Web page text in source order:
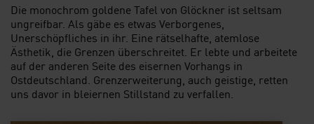
Die monochrom goldene Tafel von Glöckner ist seltsam
ungreifbar. Als gäbe es etwas Verborgenes,
Unerschöpfliches in ihr. Eine rätselhafte, atemlose
Ästhetik, die Grenzen überschreitet. Er lebte und arbeitete
auf der anderen Seite des eisernen Vorhangs in
Ostdeutschland. Grenzerweiterung, auch geistige, retten
uns davor in bleiernen Stillstand zu verfallen.